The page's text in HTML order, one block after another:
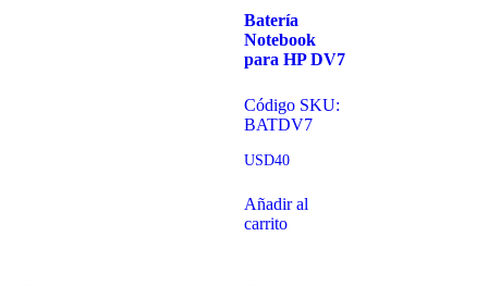
Batería
Notebook
para HP DV7
Código SKU:
BATDV7
USD40
Añadir al
carrito